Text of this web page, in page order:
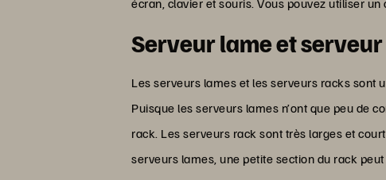
Serveur lame et
Les serveurs lames et les serveurs racks sont
Puisque les serveurs lames n’ont que peu de
rack. Les serveurs rack sont très larges et
serveurs lames, une petite section du rack